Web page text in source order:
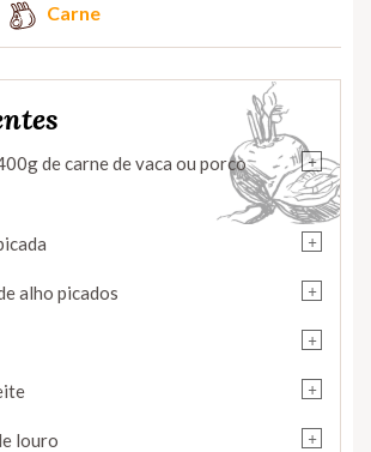
Carne
+
de carne de vaca ou porco
+
+
alho picados
+
+
+
louro